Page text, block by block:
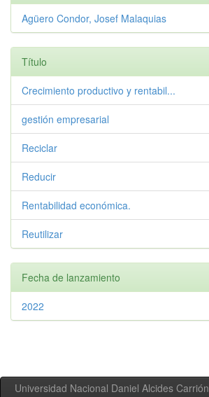
Agüero Condor, Josef Malaquias
Título
Crecimiento productivo y rentabil...
gestión empresarial
Reciclar
Reducir
Rentabilidad económica.
Reutilizar
Fecha de lanzamiento
2022
Universidad Nacional Daniel Alcides Carrión